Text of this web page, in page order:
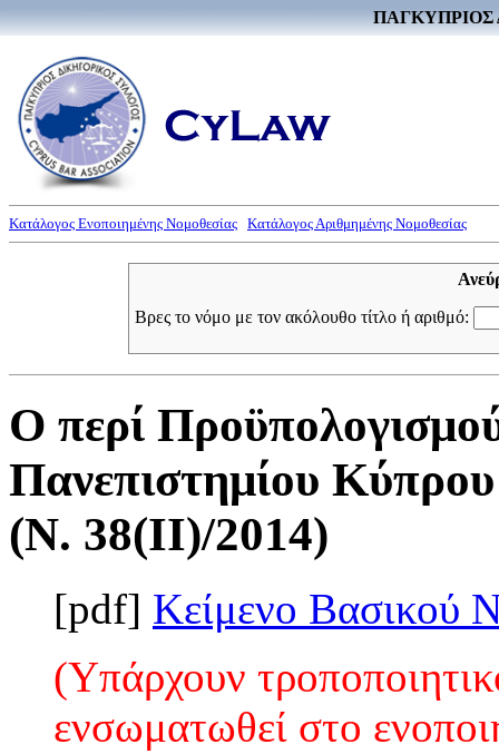
ΠΑΓΚΥΠΡΙΟΣ
Κατάλογος Ενοποιημένης Νομοθεσίας Κατάλογος Αριθμημένης Νομοθεσίας
Βρες το νόμο με τον ακόλουθο τίτλο ή αριθμό:
Ο περί
Πανεπιστημίου
(Ν. 38(II)/2014)
[pdf] Κείμενο Βασικού
(Υπάρχουν
ενσωματωθεί στο